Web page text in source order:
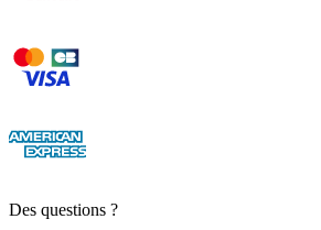
Des questions ?